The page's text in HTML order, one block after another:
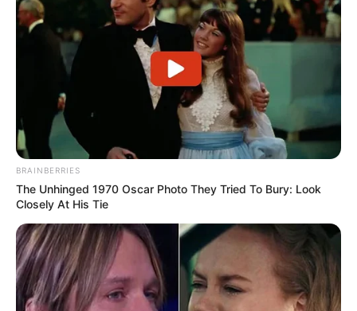
BRAINBERRIES
The Unhinged 1970 Oscar Photo They Tried To Bury: Look
Closely At His Tie